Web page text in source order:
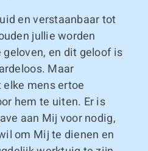
en verstaanbaar tot
jullie worden
en dit geloof is
Maar
mens ertoe
hem te uiten. Er is
aan Mij voor nodig,
om Mij te dienen en